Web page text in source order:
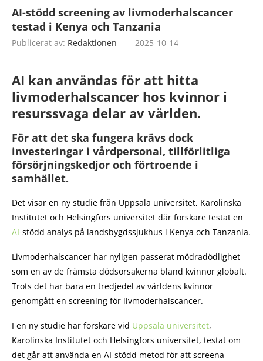
AI-stödd screening av livmoderhalscancer
testad i Kenya och Tanzania
Publicerat av: Redaktionen 2025-10-14
AI kan användas för att hitta
livmoderhalscancer hos kvinnor i
resurssvaga delar av världen.
För att det ska fungera krävs dock
investeringar i vårdpersonal, tillförlitliga
försörjningskedjor och förtroende i
samhället.
Det visar en ny studie från Uppsala universitet, Karolinska
Institutet och Helsingfors universitet där forskare testat en
AI-stödd analys på landsbygdssjukhus i Kenya och Tanzania.
Livmoderhalscancer har nyligen passerat mödradödlighet
som en av de främsta dödsorsakerna bland kvinnor globalt.
Trots det har bara en tredjedel av världens kvinnor
genomgått en screening för livmoderhalscancer.
I en ny studie har forskare vid Uppsala universitet,
Karolinska Institutet och Helsingfors universitet, testat om
det går att använda en AI-stödd metod för att screena